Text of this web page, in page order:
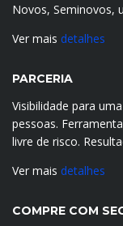
Novos, Seminovos,
Ver mais detalhes
PARCERIA
Visibilidade para
pessoas.
livre de risco.
Ver mais detalhes
COMPRE COM